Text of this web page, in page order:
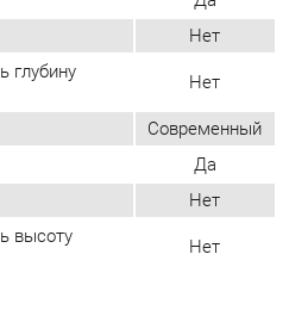
Нет
Нет
первым своим мнением.
ОТЗЫВ